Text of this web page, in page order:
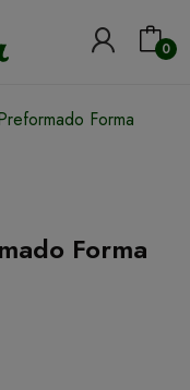
0
Forma
Forma